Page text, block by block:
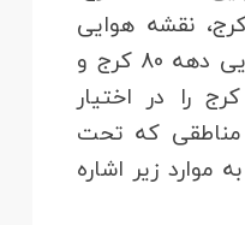
هوایی دهه 60 کرج، نقشه هوایی
دهه 70 کرج، نقشه هوایی دهه 80 کرج و
نقشه هوایی دهه 90 کرج را در اختیار
مناطقی که تحت
زیر اشاره